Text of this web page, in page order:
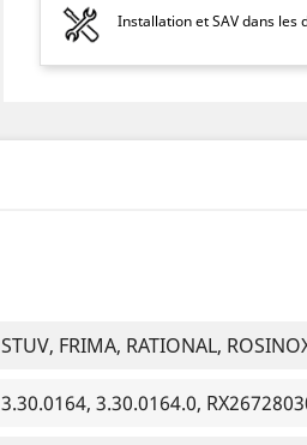
Installation et SAV dans les
STUV, FRIMA, RATIONAL,
3.30.0164, 3.30.0164.0,